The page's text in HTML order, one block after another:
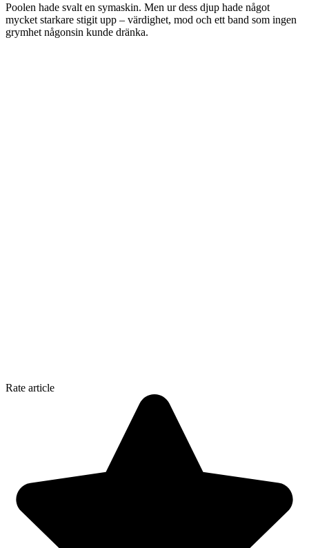
Poolen hade svalt en symaskin. Men ur dess djup hade något
mycket starkare stigit upp – värdighet, mod och ett band som ingen
grymhet någonsin kunde dränka.
Rate article